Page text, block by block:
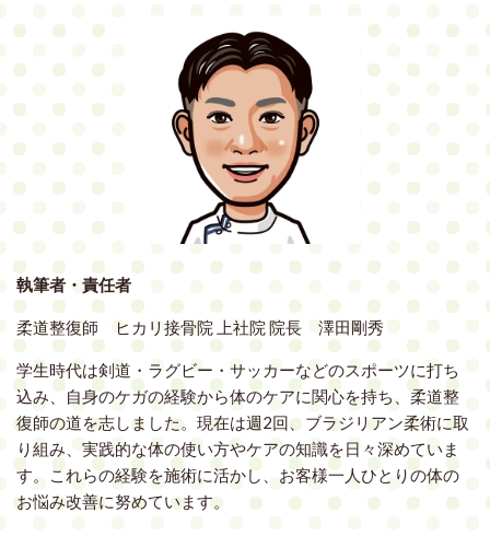
執筆者・責任者
柔道整復師 ヒカリ接骨院 上社院 院長 澤田剛秀
学生時代は剣道・ラグビー・サッカーなどのスポーツに打ち
込み、自身のケガの経験から体のケアに関心を持ち、柔道整
復師の道を志しました。現在は週2回、ブラジリアン柔術に取
り組み、実践的な体の使い方やケアの知識を日々深めていま
す。これらの経験を施術に活かし、お客様一人ひとりの体の
お悩み改善に努めています。